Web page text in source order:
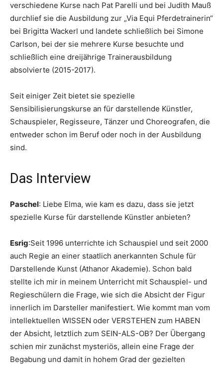
verschiedene Kurse nach Pat Parelli und bei Judith Mauß
durchlief sie die Ausbildung zur „Via Equi Pferdetrainerin“
bei Brigitta Wackerl und landete schließlich bei Simone
Carlson, bei der sie mehrere Kurse besuchte und
schließlich eine dreijährige Trainerausbildung
absolvierte (2015-2017).
Seit einiger Zeit bietet sie spezielle
Sensibilisierungskurse an für darstellende Künstler,
Schauspieler, Regisseure, Tänzer und Choreografen, die
entweder schon im Beruf oder noch in der Ausbildung
sind.
Das Interview
Paschel: Liebe Elma, wie kam es dazu, dass sie jetzt
spezielle Kurse für darstellende Künstler anbieten?
Esrig:Seit 1996 unterrichte ich Schauspiel und seit 2000
auch Regie an einer staatlich anerkannten Schule für
Darstellende Kunst (Athanor Akademie). Schon bald
stellte ich mir in meinem Unterricht mit Schauspiel- und
Regieschülern die Frage, wie sich die Absicht der Figur
innerlich im Darsteller manifestiert. Wie kommt man vom
intellektuellen WISSEN oder VERSTEHEN zum HABEN
der Absicht, letztlich zum SEIN-ALS-OB? Der Übergang
schien mir zunächst mysteriös, allein eine Frage der
Begabung und damit in hohem Grad der gezielten